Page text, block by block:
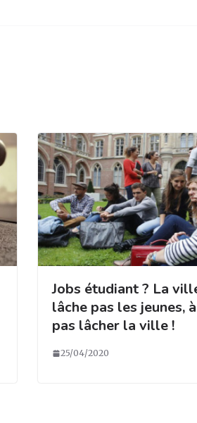
Jobs étudiant ? La
lâche pas les jeunes,
pas lâcher la ville !
25/04/2020